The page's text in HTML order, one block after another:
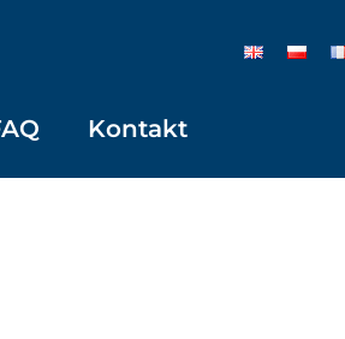
Kontakt